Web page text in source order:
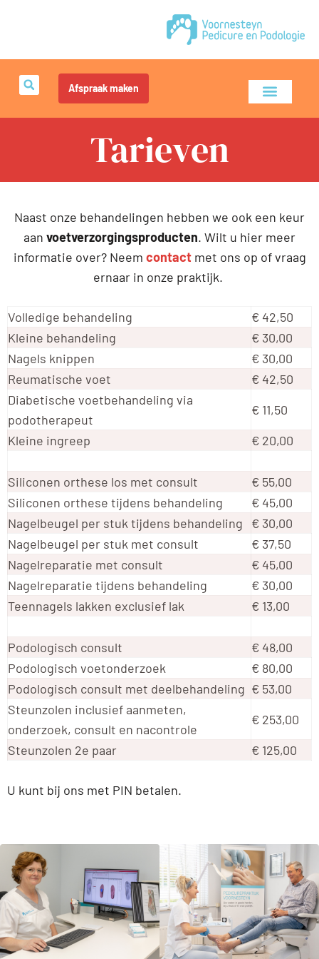
Afspraak maken
Tarieven
Naast onze behandelingen hebben we ook een keur
aan voetverzorgingsproducten. Wilt u hier meer
informatie over? Neem contactmet ons op of vraag
ernaar in onze praktijk.
Volledige behandeling
€ 42,50
Kleine behandeling
€ 30,00
Nagels knippen
€ 30,00
Reumatische voet
€ 42,50
Diabetische voetbehandeling via
podotherapeut
€ 11,50
Kleine ingreep
€ 20,00
Siliconen orthese los met consult
€ 55,00
Siliconen orthese tijdens behandeling
€ 45,00
Nagelbeugel per stuk tijdens behandeling
€ 30,00
Nagelbeugel per stuk met consult
€ 37,50
Nagelreparatie met consult
€ 45,00
Nagelreparatie tijdens behandeling
€ 30,00
Teennagels lakken exclusief lak
€ 13,00
Podologisch consult
€ 48,00
Podologisch voetonderzoek
€ 80,00
Podologisch consult met deelbehandeling € 53,00
Steunzolen inclusief aanmeten,
onderzoek, consult en nacontrole
€ 253,00
Steunzolen 2e paar
€ 125,00
U kunt bij ons met PIN betalen.